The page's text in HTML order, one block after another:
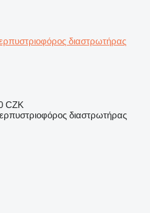
διαστρωτήρας
CZK
διαστρωτήρας